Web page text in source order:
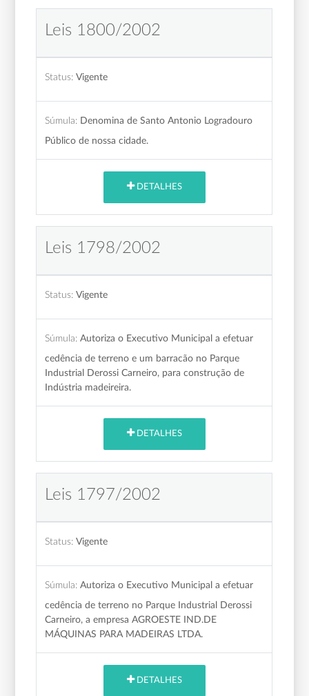
Leis 1800/2002
Status: Vigente
Súmula: Denomina de Santo Antonio Logradouro
Público de nossa cidade.
DETALHES
Leis 1798/2002
Status: Vigente
Súmula: Autoriza o Executivo Municipal a efetuar
cedência de terreno e um barracão no Parque
Industrial Derossi Carneiro, para construção de
Indústria madeireira.
DETALHES
Leis 1797/2002
Status: Vigente
Súmula: Autoriza o Executivo Municipal a efetuar
cedência de terreno no Parque Industrial Derossi
Carneiro, a empresa AGROESTE IND.DE
MÁQUINAS PARA MADEIRAS LTDA.
DETALHES